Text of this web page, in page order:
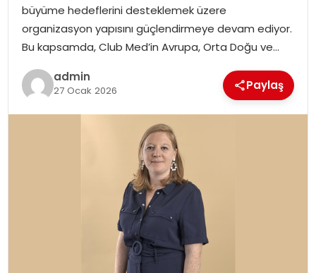
DÜNYA
OTOMOBIL
büyüme hedeflerini desteklemek üzere
organizasyon yapısını güçlendirmeye devam ediyor.
Bu kapsamda, Club Med’in Avrupa, Orta Doğu ve…
admin
27 Ocak 2026 Paylaş